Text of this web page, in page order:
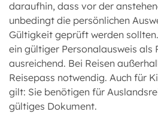
daraufhin, dass vor der
unbedingt die persönlichen
Gültigkeit geprüft werden
ein gültiger Personalausweis als
ausreichend. Bei Reisen
Reisepass notwendig. Auch für
gilt: Sie benötigen für
gültiges Dokument.